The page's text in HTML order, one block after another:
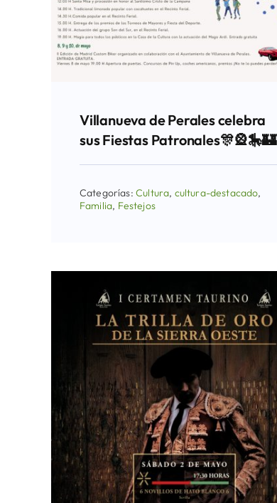
Villanueva de Perales celebra
sus Fiestas Patronales🎊🎡🎠🏰
Categorías: Cultura, cultura-destacado,
Familia, Festejos